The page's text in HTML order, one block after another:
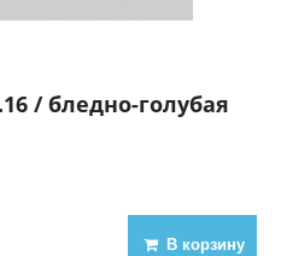
/ бледно-голубая
В корзину